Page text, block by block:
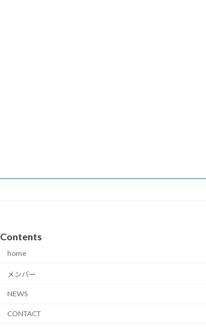
Contents
home
メンバー
NEWS
CONTACT